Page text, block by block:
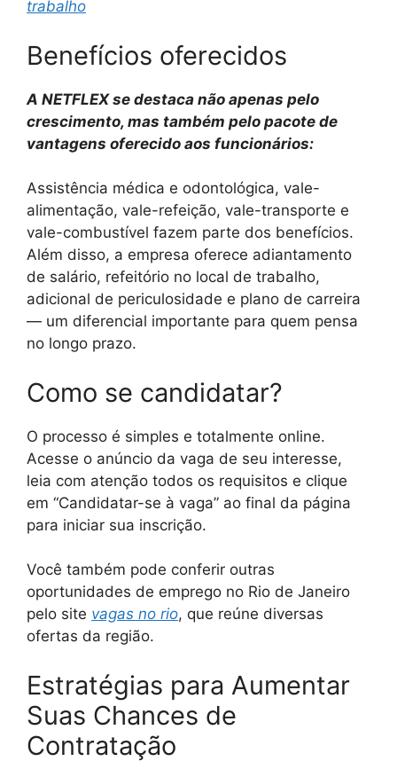
trabalho
Benefícios oferecidos
A NETFLEX se destaca não apenas pelo
crescimento, mas também pelo pacote de
vantagens oferecido aos funcionários:
Assistência médica e odontológica, vale-
alimentação, vale-refeição, vale-transporte e
vale-combustível fazem parte dos benefícios.
Além disso, a empresa oferece adiantamento
de salário, refeitório no local de trabalho,
adicional de periculosidade e plano de carreira
— um diferencial importante para quem pensa
no longo prazo.
Como se candidatar?
O processo é simples e totalmente online.
Acesse o anúncio da vaga de seu interesse,
leia com atenção todos os requisitos e clique
em “Candidatar-se à vaga” ao final da página
para iniciar sua inscrição.
Você também pode conferir outras
oportunidades de emprego no Rio de Janeiro
pelo site vagas no rio, que reúne diversas
ofertas da região.
Estratégias para Aumentar
Suas Chances de
Contratação